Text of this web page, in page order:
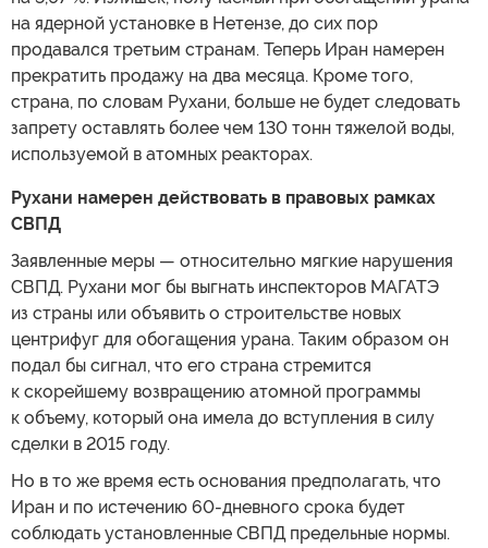
на ядерной установке в Нетензе, до сих пор
продавался третьим странам. Теперь Иран намерен
прекратить продажу на два месяца. Кроме того,
страна, по словам Рухани, больше не будет следовать
запрету оставлять более чем 130 тонн тяжелой воды,
используемой в атомных реакторах.
Рухани намерен действовать в правовых рамках
СВПД
Заявленные меры — относительно мягкие нарушения
СВПД. Рухани мог бы выгнать инспекторов МАГАТЭ
из страны или объявить о строительстве новых
центрифуг для обогащения урана. Таким образом он
подал бы сигнал, что его страна стремится
к скорейшему возвращению атомной программы
к объему, который она имела до вступления в силу
сделки в 2015 году.
Но в то же время есть основания предполагать, что
Иран и по истечению 60-дневного срока будет
соблюдать установленные СВПД предельные нормы.